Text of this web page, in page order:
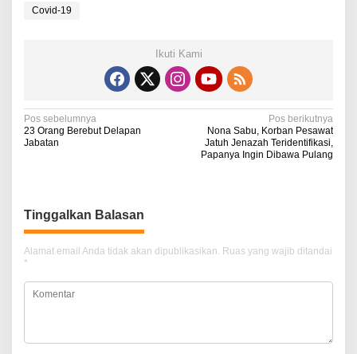
Covid-19
Ikuti Kami
N
a
g
a
s
i
p
s
Pos sebelumnya
23 Orang Berebut Delapan
Jabatan
Pos berikutnya
Nona Sabu, Korban Pesawat
Jatuh Jenazah Teridentifikasi,
Papanya Ingin Dibawa Pulang
Tinggalkan Balasan
Alamat email Anda tidak akan dipublikasikan. Ruas yang wajib ditandai
*